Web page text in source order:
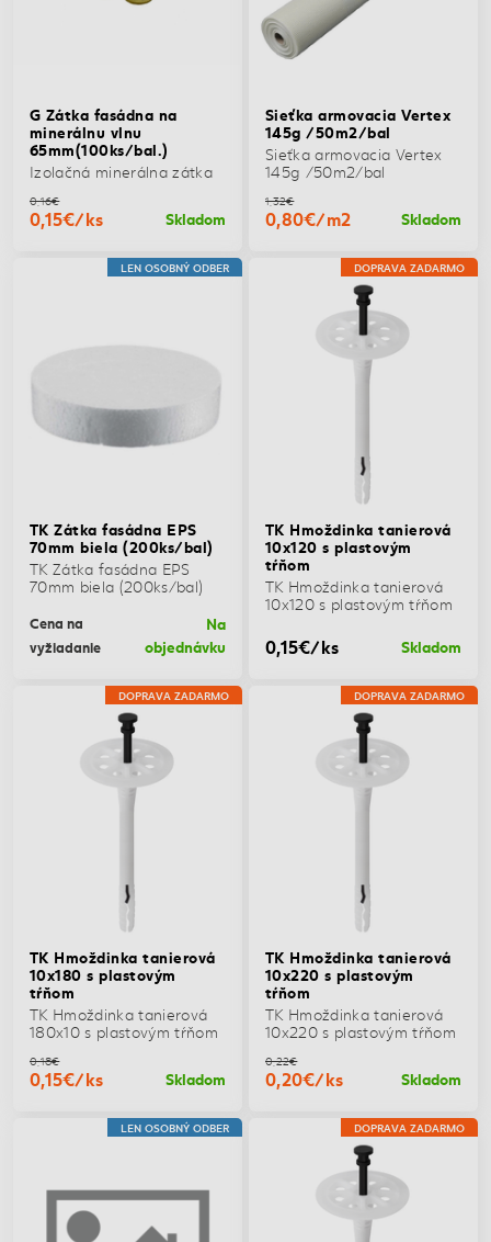
G Zátka fasádna na
minerálnu vlnu
65mm(100ks/bal.)
Izolačná minerálna zátka
0,16€
0,15€/ks Skladom
Sieťka armovacia Vertex
145g /50m2/bal
Sieťka armovacia Vertex
145g /50m2/bal
1,32€
0,80€/m2 Skladom
LEN OSOBNÝ ODBER
TK Zátka fasádna EPS
70mm biela (200ks/bal)
TK Zátka fasádna EPS
70mm biela (200ks/bal)
Cena na
vyžiadanie
Na
objednávku
DOPRAVA ZADARMO
TK Hmoždinka tanierová
10x120 s plastovým
tŕňom
TK Hmoždinka tanierová
10x120 s plastovým tŕňom
0,15€/ks Skladom
DOPRAVA ZADARMO
TK Hmoždinka tanierová
10x180 s plastovým
tŕňom
TK Hmoždinka tanierová
180x10 s plastovým tŕňom
0,18€
0,15€/ks Skladom
DOPRAVA ZADARMO
TK Hmoždinka tanierová
10x220 s plastovým
tŕňom
TK Hmoždinka tanierová
10x220 s plastovým tŕňom
0,22€
0,20€/ks Skladom
LEN OSOBNÝ ODBER DOPRAVA ZADARMO